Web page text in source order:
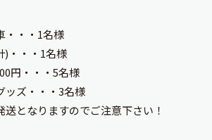
・・・1名様
)・・・1名様
円・・・5名様
ッズ・・・3名様
となりますのでご注意下さい！